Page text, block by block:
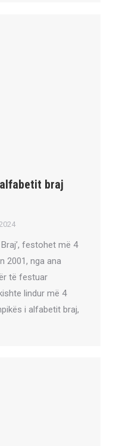
braj
festohet më 4
2001, nga ana
të festuar
lindur më 4
i alfabetit braj,